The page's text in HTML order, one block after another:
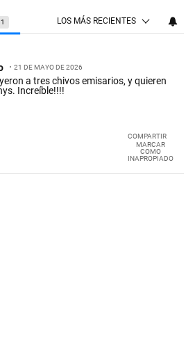
1 LOS MÁS RECIENTES
21 DE MAYO DE 2026
a tres chivos emisarios, y quieren
Increíble!!!!
COMPARTIR
MARCAR
COMO
INAPROPIADO